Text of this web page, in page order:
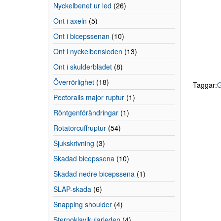
Taggar:
Nyckelbenet ur led (26)
Ont i axeln (5)
Ont i bicepssenan (10)
Ont i nyckelbensleden (13)
Ont i skulderbladet (8)
Överrörlighet (18)
Pectoralis major ruptur (1)
Röntgenförändringar (1)
Rotatorcuffruptur (54)
Sjukskrivning (3)
Skadad bicepssena (10)
Skadad nedre bicepssena (1)
SLAP-skada (6)
Snapping shoulder (4)